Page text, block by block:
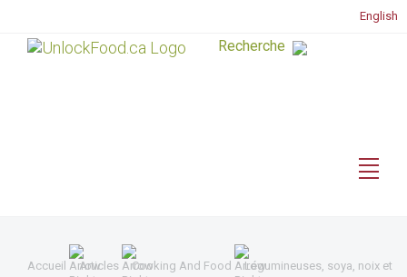
English
Accueil Articles Cooking And Food Légumineuses, soya, noix et